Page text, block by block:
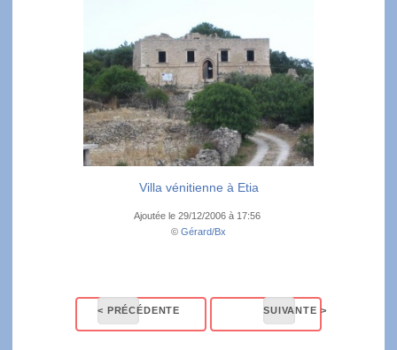
Villa vénitienne à Etia
Ajoutée le 29/12/2006 à 17:56
© Gérard/Bx